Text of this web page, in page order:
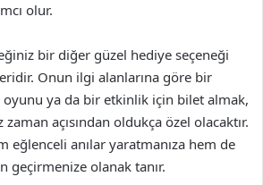
olur.
bir diğer güzel hediye seçeneği
Onun ilgi alanlarına göre bir
ya da bir etkinlik için bilet almak,
açısından oldukça özel olacaktır.
eğlenceli anılar yaratmanıza hem de
geçirmenize olanak tanır.